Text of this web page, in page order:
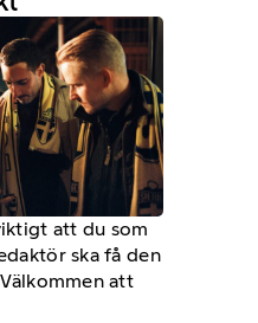
att du som
ska få den
att